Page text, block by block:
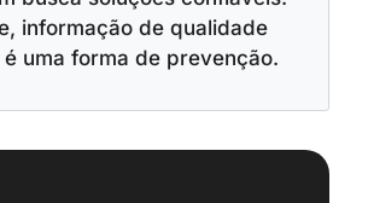
informação de qualidade
uma forma de prevenção.